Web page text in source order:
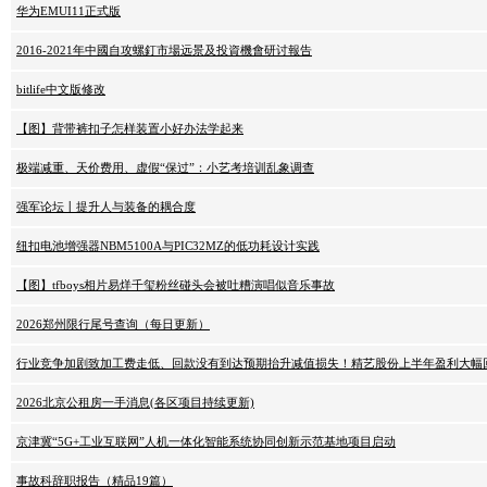
华为EMUI11正式版
2016-2021年中國自攻螺釘市場远景及投資機會研讨報告
bitlife中文版修改
【图】背带裤扣子怎样装置小好办法学起来
极端减重、天价费用、虚假“保过”：小艺考培训乱象调查
强军论坛丨提升人与装备的耦合度
纽扣电池增强器NBM5100A与PIC32MZ的低功耗设计实践
【图】tfboys相片易烊千玺粉丝碰头会被吐糟演唱似音乐事故
2026郑州限行尾号查询（每日更新）
行业竞争加剧致加工费走低、回款没有到达预期抬升减值损失！精艺股份上半年盈利大
2026北京公租房一手消息(各区项目持续更新)
京津冀“5G+工业互联网”人机一体化智能系统协同创新示范基地项目启动
事故科辞职报告（精品19篇）